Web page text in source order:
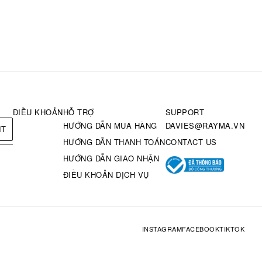
ĐIỀU KHOẢNHỖ TRỢ
HƯỚNG DẪN MUA HÀNG
HƯỚNG DẪN THANH TOÁN
HƯỚNG DẪN GIAO NHẬN
ĐIỀU KHOẢN DỊCH VỤ
SUPPORT
DAVIES@RAYMA.VN
CONTACT US
INSTAGRAMFACEBOOKTIKTOK